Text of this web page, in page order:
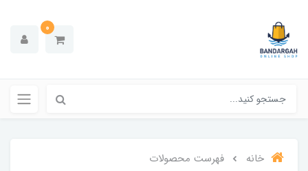
0
خانه
فهرست محصولات